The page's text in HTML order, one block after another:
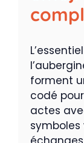
forment
codé
actes
symboles